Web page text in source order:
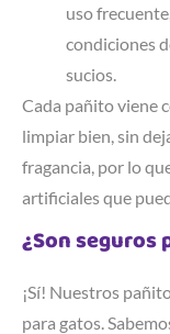
uso
condiciones
sucios.
Cada pañito viene
limpiar bien, sin
fragancia, por lo
artificiales que
¿Son seguros
¡Sí! Nuestros
para gatos.